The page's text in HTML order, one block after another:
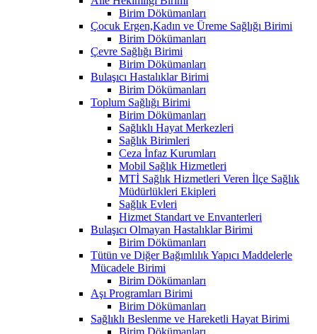
Birim Dökümanları
Çocuk Ergen,Kadın ve Üreme Sağlığı Birimi
Birim Dökümanları
Çevre Sağlığı Birimi
Birim Dökümanları
Bulaşıcı Hastalıklar Birimi
Birim Dökümanları
Toplum Sağlığı Birimi
Birim Dökümanları
Sağlıklı Hayat Merkezleri
Sağlık Birimleri
Ceza İnfaz Kurumları
Mobil Sağlık Hizmetleri
MTİ Sağlık Hizmetleri Veren İlçe Sağlık
Müdürlükleri Ekipleri
Sağlık Evleri
Hizmet Standart ve Envanterleri
Bulaşıcı Olmayan Hastalıklar Birimi
Birim Dökümanları
Tütün ve Diğer Bağımlılık Yapıcı Maddelerle
Mücadele Birimi
Birim Dökümanları
Aşı Programları Birimi
Birim Dökümanları
Sağlıklı Beslenme ve Hareketli Hayat Birimi
Birim Dökümanları